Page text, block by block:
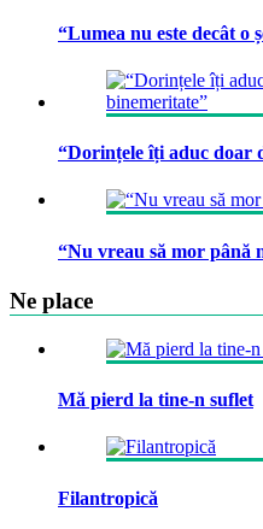
“Lumea nu este decât o
“Dorințele îți aduc doar
“Nu vreau să mor până
Ne place
Mă pierd la tine-n suflet
Filantropică